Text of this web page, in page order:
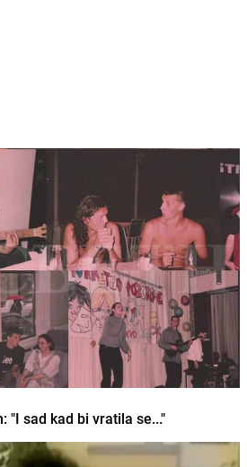
"I sad kad bi vratila se..."